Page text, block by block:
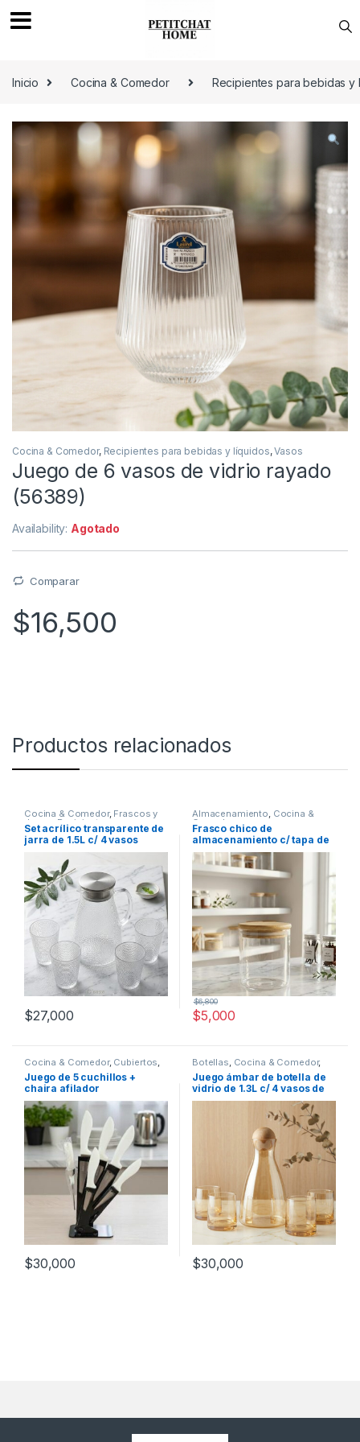
Inicio
Cocina & Comedor Recipientes para bebidas y
Cocina & Comedor, Recipientes para bebidas y líquidos,Vasos
Juego de 6 vasos de vidrio rayado
(56389)
Availability: Agotado
Comparar
$16,500
Productos relacionados
Cocina & Comedor, Frascos y
Jarras Recipientes para
bebidas y líquidos,Vasos
Set acrílico transparente de
jarra de 1.5L c/ 4 vasos
$27,000
Almacenamiento, Cocina &
Comedor
Frasco chico de
almacenamiento c/ tapa de
bambú [105358]
$5,000
$6,800
Cocina & Comedor, Cubiertos,
Cuchillos
Juego de 5 cuchillos +
chaira afilador
$30,000
Botellas, Cocina & Comedor,
Recipientes para bebidas y
líquidos,Vasos
Juego ámbar de botella de
vidrio de 1.3L c/ 4 vasos de
260mL (56130)
$30,000